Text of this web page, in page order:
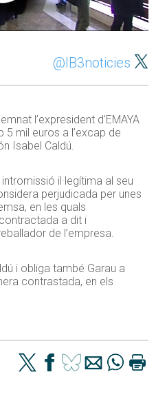
@IB3noticies
l’expresident d’EMAYA
5 mil euros a l’excap de
Isabel Caldú.
il·legítima al seu
perjudicada per unes
en les quals
a dit i
de l’empresa.
i obliga també Garau a
contrastada, en els